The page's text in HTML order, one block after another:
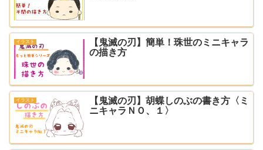
イラスト
【鬼滅の刃】簡単！珠世のミニキャラ
の描き方
イラスト
【鬼滅の刃】胡蝶しのぶの書き方〈ミ
ニキャラＮＯ、１〉